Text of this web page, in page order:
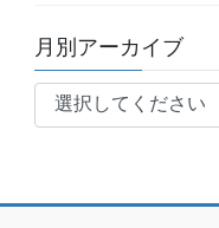
月別アーカイブ